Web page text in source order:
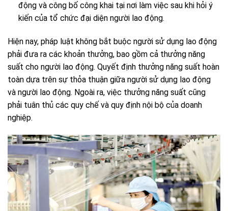
động và công bố công khai tại nơi làm việc sau khi hỏi ý
kiến của tổ chức đại diện người lao động.
Hiện nay, pháp luật không bắt buộc người sử dụng lao động
phải đưa ra các khoản thưởng, bao gồm cả thưởng năng
suất cho người lao động. Quyết định thưởng năng suất hoàn
toàn dựa trên sự thỏa thuận giữa người sử dụng lao động
và người lao động. Ngoài ra, việc thưởng năng suất cũng
phải tuân thủ các quy chế và quy định nội bộ của doanh
nghiệp.